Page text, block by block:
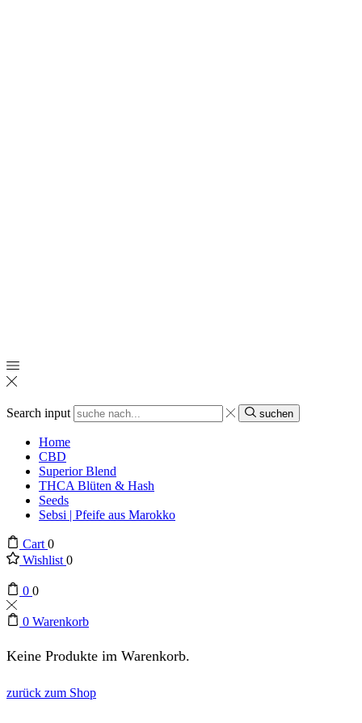
Search input suchen
Home
CBD
Superior Blend
THCA Blüten & Hash
Seeds
Sebsi | Pfeife aus Marokko
Cart 0
Wishlist 0
0 0
0 Warenkorb
Keine Produkte im Warenkorb.
zurück zum Shop